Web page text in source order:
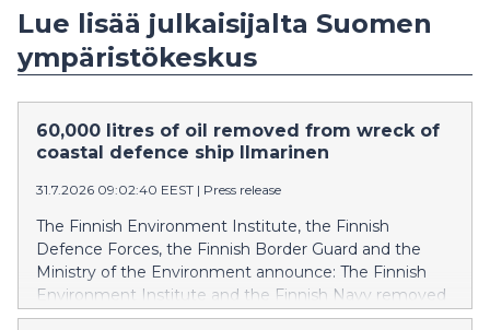
Lue lisää julkaisijalta Suomen
ympäristökeskus
60,000 litres of oil removed from wreck of
coastal defence ship Ilmarinen
31.7.2026 09:02:40 EEST | Press release
The Finnish Environment Institute, the Finnish
Defence Forces, the Finnish Border Guard and the
Ministry of the Environment announce: The Finnish
Environment Institute and the Finnish Navy removed
oil from the wreck of the coastal defence ship